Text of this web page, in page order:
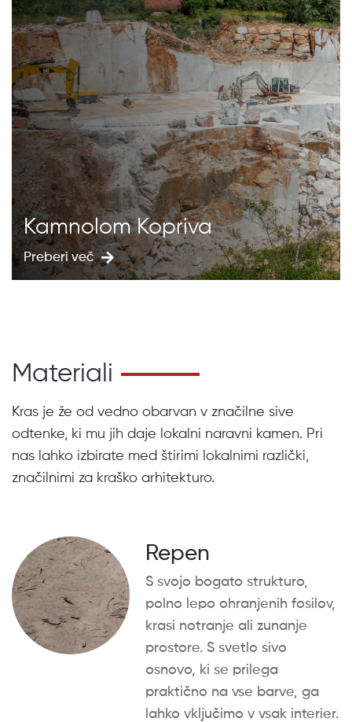
Kamnolom Kopriva
Preberi več
Materiali
Kras je že od vedno obarvan v značilne sive
odtenke, ki mu jih daje lokalni naravni kamen. Pri
nas lahko izbirate med štirimi lokalnimi različki,
značilnimi za kraško arhitekturo.
Repen
S svojo bogato strukturo,
polno lepo ohranjenih fosilov,
krasi notranje ali zunanje
prostore. S svetlo sivo
osnovo, ki se prilega
praktično na vse barve, ga
lahko vključimo v vsak interier.